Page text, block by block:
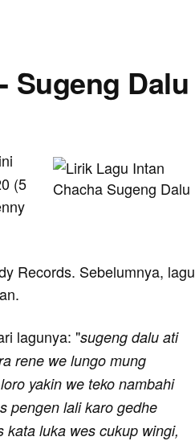
Sugeng Dalu
(5
Records. Sebelumnya, lagu
lagunya: "sugeng dalu ati
rene we lungo mung
yakin we teko nambahi
pengen lali karo gedhe
luka wes cukup wingi,